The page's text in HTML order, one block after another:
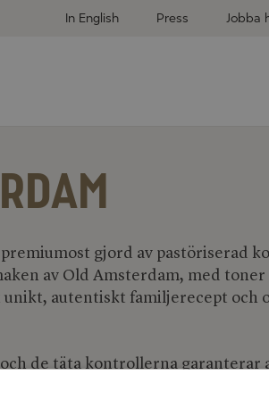
In English Press Jobba
gjord av pastöriserad
av Old Amsterdam, med toner
unikt, autentiskt familjerecept och
de täta kontrollerna garanterar